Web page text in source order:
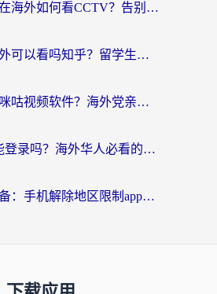
海外党亲测：在海外如何看CCTV？告别“仅限大陆播放”的实用指南
央视影音在海外可以看吗知乎？留学生亲测：3步解决地域限制+追剧自由
在国外怎么看咪咕视频软件？海外党亲测有效的回国加速方案
12123在国外能登录吗？海外华人必看的回国加速实用指南
海外党追剧必备：手机解除地区限制app怎么选？解决央视视频&国内剧地区限制全指南